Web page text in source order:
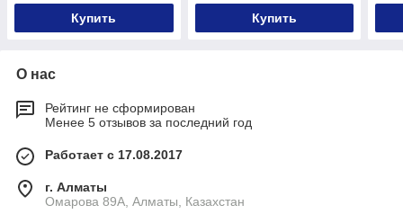
Купить Купить
О нас
Рейтинг не сформирован
Менее 5 отзывов за последний год
Работает с 17.08.2017
г. Алматы
Омарова 89А, Алматы, Казахстан